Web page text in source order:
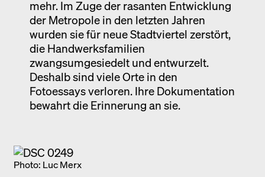
mehr. Im Zuge der rasanten Entwicklung
der Metropole in den letzten Jahren
wurden sie für neue Stadtviertel zerstört,
die Handwerksfamilien
zwangsumgesiedelt und entwurzelt.
Deshalb sind viele Orte in den
Fotoessays verloren. Ihre Dokumentation
bewahrt die Erinnerung an sie.
Photo: Luc Merx